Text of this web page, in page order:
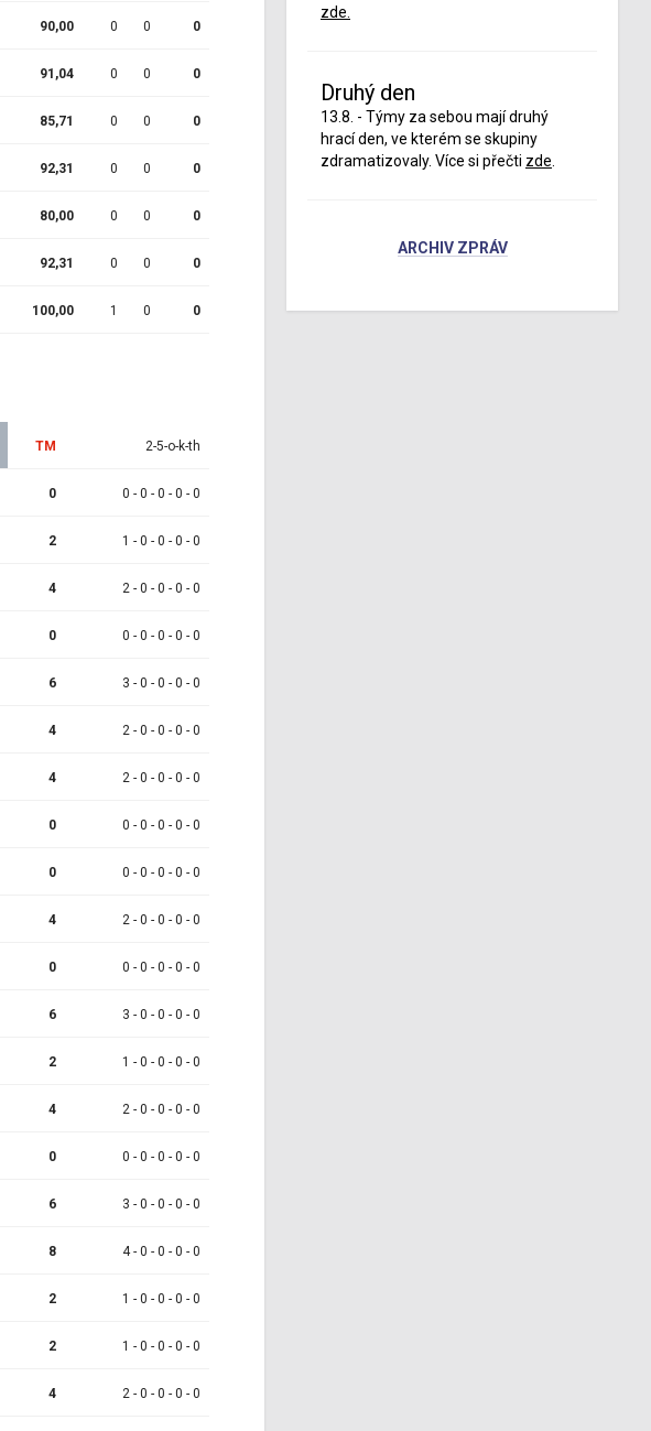
90,00 0 0 0
91,04 0 0 0
85,71 0 0 0
92,31 0 0 0
80,00 0 0 0
92,31 0 0 0
100,00 1 0 0
TM 2-5-o-k-th
0 0 - 0 - 0 - 0 - 0
2 1 - 0 - 0 - 0 - 0
4 2 - 0 - 0 - 0 - 0
0 0 - 0 - 0 - 0 - 0
6 3 - 0 - 0 - 0 - 0
4 2 - 0 - 0 - 0 - 0
4 2 - 0 - 0 - 0 - 0
0 0 - 0 - 0 - 0 - 0
0 0 - 0 - 0 - 0 - 0
4 2 - 0 - 0 - 0 - 0
0 0 - 0 - 0 - 0 - 0
6 3 - 0 - 0 - 0 - 0
2 1 - 0 - 0 - 0 - 0
4 2 - 0 - 0 - 0 - 0
0 0 - 0 - 0 - 0 - 0
6 3 - 0 - 0 - 0 - 0
8 4 - 0 - 0 - 0 - 0
2 1 - 0 - 0 - 0 - 0
2 1 - 0 - 0 - 0 - 0
4 2 - 0 - 0 - 0 - 0
zde.
Druhý den
13.8. - Týmy za sebou mají druhý
hrací den, ve kterém se skupiny
zdramatizovaly. Více si přečti zde
ARCHIV ZPRÁV